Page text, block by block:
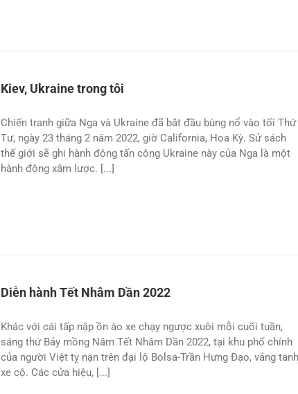
Kiev, Ukraine trong tôi
Chiến tranh giữa Nga và Ukraine đã bắt đầu bùng nổ vào tối Thứ
Tư, ngày 23 tháng 2 năm 2022, giờ California, Hoa Kỳ. Sử sách
thế giới sẽ ghi hành động tấn công Ukraine này của Nga là một
hành động xâm lược. [...]
Diễn hành Tết Nhâm Dần 2022
Khác với cái tấp nập ồn ào xe chạy ngược xuôi mỗi cuối tuần,
sáng thứ Bảy mồng Năm Tết Nhâm Dần 2022, tại khu phố chính
của người Việt tỵ nạn trên đại lộ Bolsa-Trần Hưng Đạo, vắng tanh
xe cộ. Các cửa hiệu, [...]